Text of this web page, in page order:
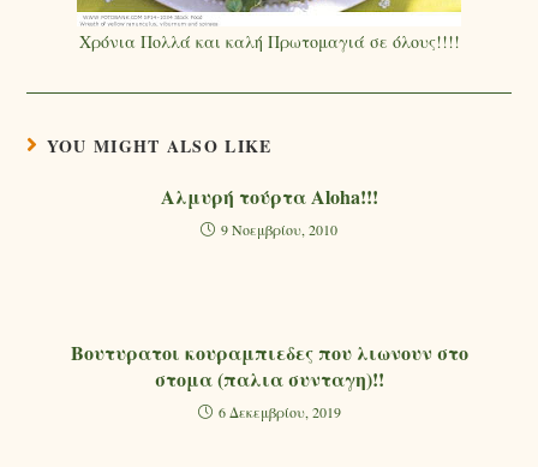
Χρόνια Πολλά και καλή Πρωτομαγιά σε όλους!!!!
YOU MIGHT ALSO LIKE
Αλμυρή τούρτα Aloha!!!
9 Νοεμβρίου, 2010
Βουτυρατοι κουραμπιεδες που λιωνουν στο
στομα (παλια συνταγη)!!
6 Δεκεμβρίου, 2019